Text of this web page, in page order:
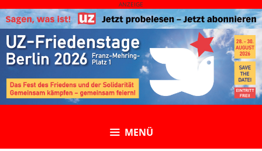
Skip
to
content
ANZEIGE
MENÜ